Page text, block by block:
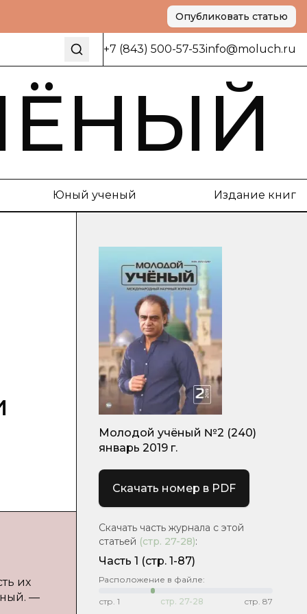
Опубликовать статью
+7 (843) 500-57-53info@moluch.ru
Юный ученый Издание книг
их
—
Молодой учёный №2 (240)
январь 2019 г.
Скачать номер в PDF
Скачать часть журнала с этой
статьей (стр. 27-28):
Часть 1 (стр. 1-87)
Расположение в файле:
стр. 1 стр. 27-28 стр. 87